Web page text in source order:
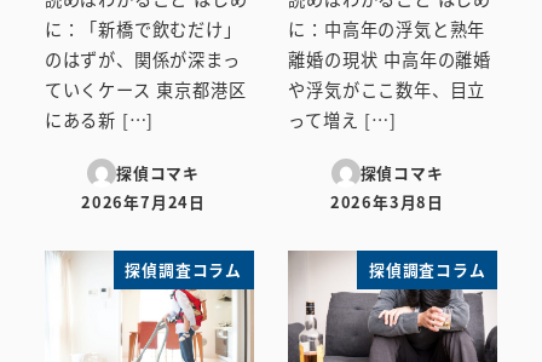
に：「新橋で飲むだけ」
のはずが、関係が深まっ
ていくケース 東京都港区
にある新 […]
探偵コマキ
投稿日
2026年7月24日
に：中高年の浮気と熟年
離婚の現状 中高年の離婚
や浮気がここ数年、目立
って増え […]
探偵コマキ
投稿日
2026年3月8日
探偵調査コラム 探偵調査コラム